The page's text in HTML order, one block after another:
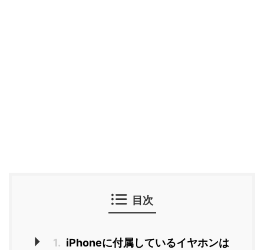
目次
1. iPhoneに付属しているイヤホンは